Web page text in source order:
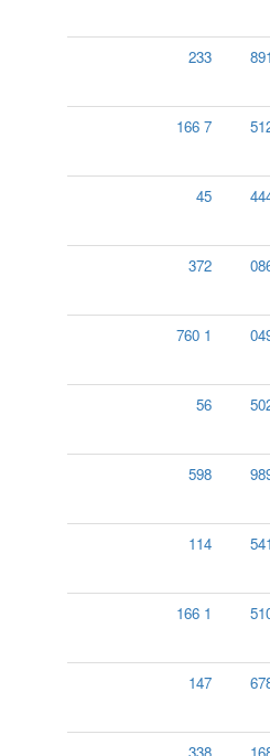
233
7 166
45
372
1 760
56
598
114
1 166
147